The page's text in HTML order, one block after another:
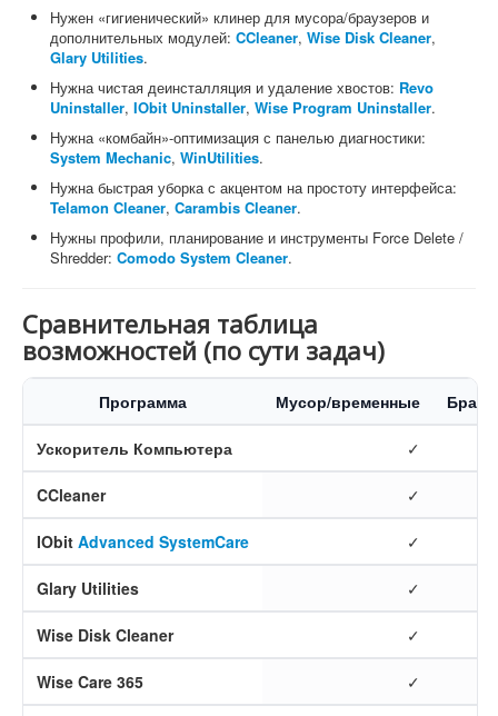
Нужен «гигиенический» клинер для мусора/браузеров и
дополнительных модулей: CCleaner, Wise Disk Cleaner,
Glary Utilities.
Нужна чистая деинсталляция и удаление хвостов: Revo
Uninstaller, IObit Uninstaller, Wise Program Uninstaller.
Нужна «комбайн»-оптимизация с панелью диагностики:
System Mechanic, WinUtilities.
Нужна быстрая уборка с акцентом на простоту интерфейса:
Telamon Cleaner, Carambis Cleaner.
Нужны профили, планирование и инструменты Force Delete /
Shredder: Comodo System Cleaner.
Сравнительная таблица
возможностей (по сути задач)
Программа Мусор/временные
Ускоритель Компьютера ✓
CCleaner ✓
IObit Advanced SystemCare ✓
Glary Utilities ✓
Wise Disk Cleaner ✓
Wise Care 365 ✓